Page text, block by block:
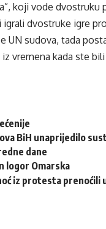
koji vode
dvostruke igre
UN sudova, tada
vremena kada ste
BiH unaprijedilo
dane
logor Omarska
iz protesta prenoćili